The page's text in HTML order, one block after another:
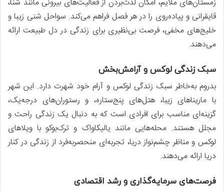
قایقرانی و پیاده‌روی را در هر فصل فراهم می‌کند. سواحل شنی زیبا و
خلیج‌های مخفی، فرصت بی‌نظیری برای زندگی در دل طبیعت ارائه
می‌دهند.
سبک زندگی لوکس و آرامش‌بخش
بدروم به‌خاطر سبک زندگی لوکس و آرام خود شهرت دارد. این شهر
با ماریناهای زیبا، هتل‌های پنج‌ستاره، و رستوران‌های درجه‌یک،
گزینه‌ای مناسب برای افرادی است که به دنبال یک زندگی راحت و
مجلل هستند. محله‌هایی مانند یالیکاواک و ترک‌بوکو با ویلاهای
لوکس و مناظر چشم‌نواز دریا، تجربه‌ای منحصربه‌فرد از زندگی در کنار
دریا ارائه می‌دهند.
فرصت‌های سرمایه‌گذاری و رشد اقتصادی